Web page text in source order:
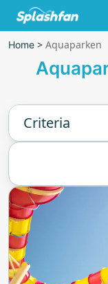
Home > Aquaparken
Criteria